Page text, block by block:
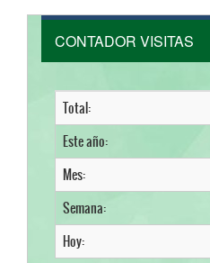
CONTADOR VISITAS
Total:
Este año:
Mes:
Semana:
Hoy: